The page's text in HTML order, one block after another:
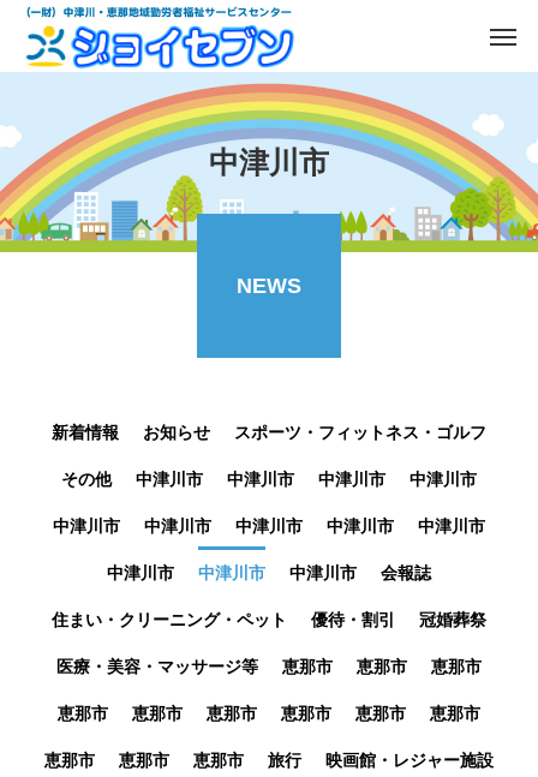
中津川市
NEWS
新着情報 お知らせ スポーツ・フィットネス・ゴルフ
その他 中津川市 中津川市 中津川市 中津川市
中津川市 中津川市 中津川市 中津川市 中津川市
中津川市 中津川市 中津川市 会報誌
住まい・クリーニング・ペット 優待・割引 冠婚葬祭
医療・美容・マッサージ等 恵那市 恵那市 恵那市
恵那市 恵那市 恵那市 恵那市 恵那市 恵那市
恵那市 恵那市 恵那市 旅行 映画館・レジャー施設